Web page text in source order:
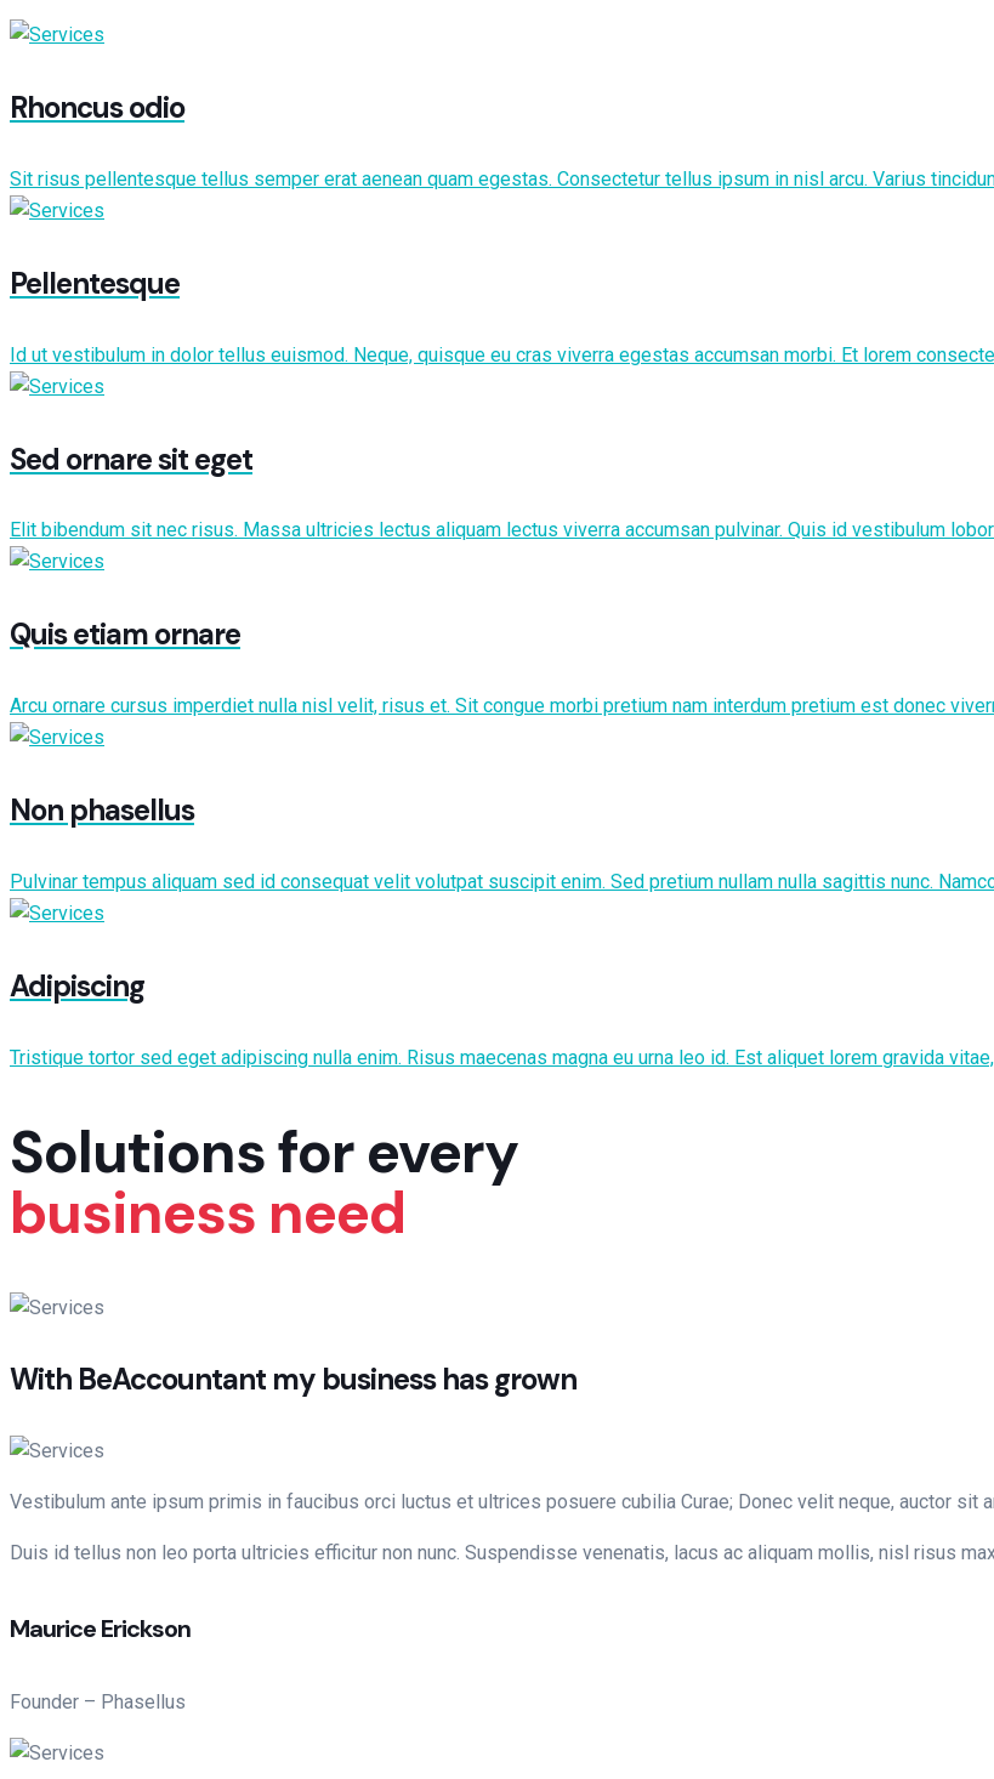
Rhoncus odio
Sit risus pellentesque tellus semper erat aenean quam egestas. Consectetur tellus ipsum in nisl arcu. Varius
Pellentesque
Id ut vestibulum in dolor tellus euismod. Neque, quisque eu cras viverra egestas accumsan morbi. Et lorem
Sed ornare sit eget
Elit bibendum sit nec risus. Massa ultricies lectus aliquam lectus viverra accumsan pulvinar. Quis id vestibulum
Quis etiam ornare
Arcu ornare cursus imperdiet nulla nisl velit, risus et. Sit congue morbi pretium nam interdum pretium est donec
Non phasellus
Pulvinar tempus aliquam sed id consequat velit volutpat suscipit enim. Sed pretium nullam nulla sagittis nunc.
Adipiscing
Tristique tortor sed eget adipiscing nulla enim. Risus maecenas magna eu urna leo id. Est aliquet lorem gravida
Solutions for every
business need
With BeAccountant my business has grown
Vestibulum ante ipsum primis in faucibus orci luctus et ultrices posuere cubilia Curae; Donec velit neque, auctor sit
Duis id tellus non leo porta ultricies efficitur non nunc. Suspendisse venenatis, lacus ac aliquam mollis, nisl risus
Maurice Erickson
Founder – Phasellus